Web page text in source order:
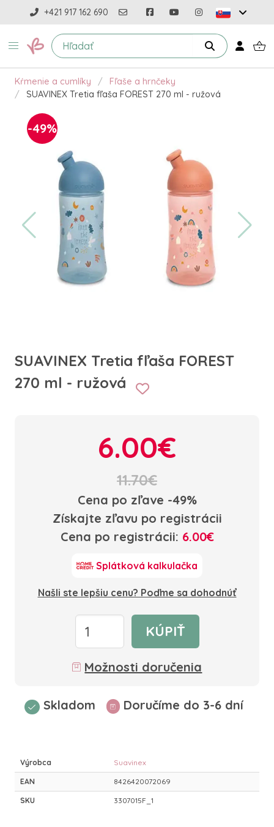
+421 917 162 690
Kŕmenie a cumlíky
Fľaše a hrnčeky
SUAVINEX Tretia fľaša FOREST 270 ml - ružová
-49%
SUAVINEX Tretia fľaša FOREST
270 ml - ružová
6.00€
11.70€
Cena po zľave -49%
Získajte zľavu po registrácii
Cena po registrácii: 6.00€
Splátková kalkulačka
Našli ste lepšiu cenu? Poďme sa dohodnúť
KÚPIŤ
Možnosti doručenia
Skladom Doručíme do 3-6 dní
Výrobca Suavinex
EAN 8426420072069
SKU 3307015F_1